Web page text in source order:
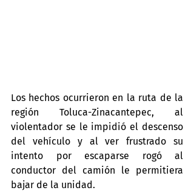
Los hechos ocurrieron en la ruta de la
región Toluca-Zinacantepec, al
violentador se le impidió el descenso
del vehículo y al ver frustrado su
intento por escaparse rogó al
conductor del camión le permitiera
bajar de la unidad.